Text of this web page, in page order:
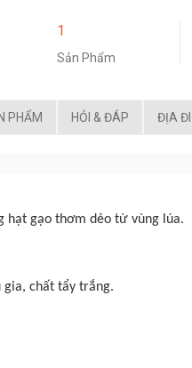
1
Sản Phẩm
PHẨM HỎI & ĐÁP ĐỊA
hạt gạo thơm dẻo từ vùng lúa.
gia, chất tẩy trắng.